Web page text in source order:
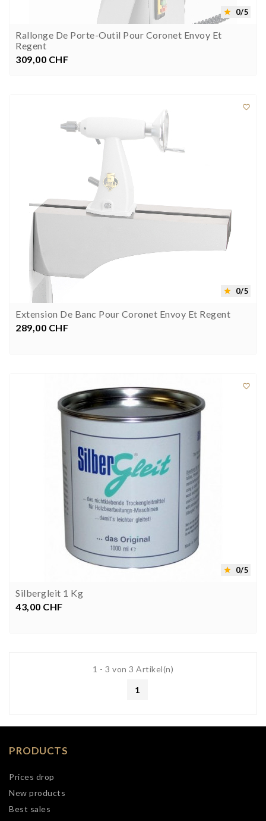
 0/5
Rallonge De Porte-Outil Pour Coronet Envoy Et
Regent
Preis
309,00 CHF

 0/5
Extension De Banc Pour Coronet Envoy Et Regent
Preis
289,00 CHF

 0/5
Silbergleit 1 Kg
Preis
43,00 CHF
1 - 3 von 3 Artikel(n)
1
PRODUCTS
Prices drop
New products
Best sales